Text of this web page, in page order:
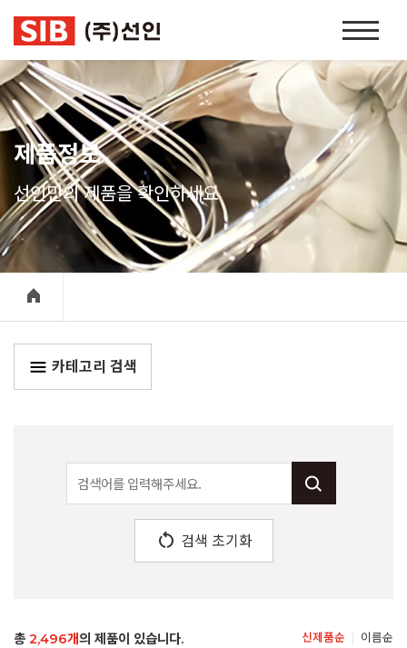
홈
이
지
네
비
게
이
제품정보
선인만의 제품을 확인하세요
카테고리 검색
restart_alt 검색 초기화
총 2,496개의 제품이 있습니다. 신제품순 이름순